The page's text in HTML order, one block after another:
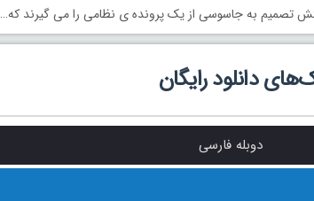
تصمیم به جاسوسی از یک پرونده ی نظامی را می گیرند که…
دانلود رایگان
دوبله فارسی